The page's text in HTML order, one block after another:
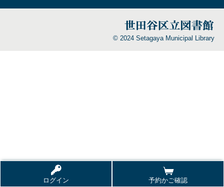
ログイン 予約かご確認
© 2024 Setagaya Municipal Library